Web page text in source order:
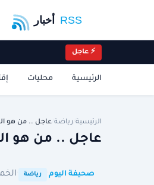
⚡ عاجل
الرئيسية محليات
الرئيسية رياضة عاجل .. من هو
عاجل .. من هو
صحيفة اليوم رياضة الخميس 4 يونيو